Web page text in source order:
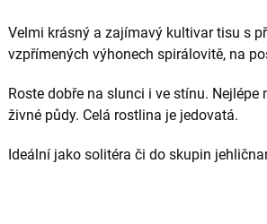
Velmi krásný a zajímavý kultivar tisu s
vzpřímených výhonech spirálovitě, na
Roste dobře na slunci i ve stínu.
živné půdy. Celá rostlina je jedovatá.
Ideální jako solitéra či do skupin